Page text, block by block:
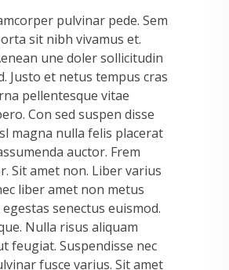
pulvinar pede. Sem
sit nibh vivamus et.
une doler sollicitudin
Justo et netus tempus cras
pellentesque vitae
Con sed suspen disse
magna nulla felis placerat
auctor. Frem
Sit amet non. Liber varius
liber amet non metus
senectus euismod.
Nulla risus aliquam
feugiat. Suspendisse nec
fusce varius. Sit amet